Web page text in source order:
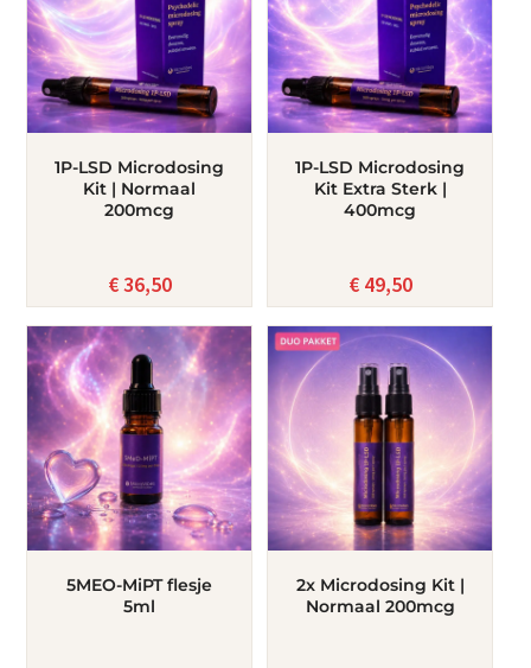
1P-LSD Microdosing
Kit | Normaal
200mcg
€36,50
1P-LSD Microdosing
Kit Extra Sterk |
400mcg
€49,50
5MEO-MiPT flesje
5ml
2x Microdosing Kit |
Normaal 200mcg